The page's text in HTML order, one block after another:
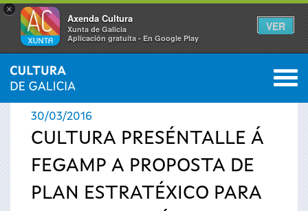
×
Axenda Cultura
Xunta de Galicia
Aplicación gratuíta - En Google Play
VER
Vostede
está
aquí
INICIO › ACTUALIDADE 0
30/03/2016
CULTURA PRESÉNTALLE Á
FEGAMP A PROPOSTA DE
PLAN ESTRATÉXICO PARA